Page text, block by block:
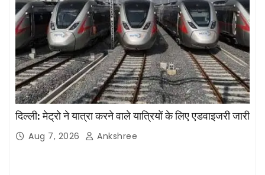
दिल्ली: मेट्रो ने यात्रा करने वाले यात्रियों के लिए एडवाइजरी जारी
Aug 7, 2026 Ankshree